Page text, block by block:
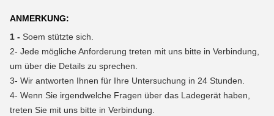
ANMERKUNG:
1 - Soem stützte sich.
2- Jede mögliche Anforderung treten mit uns bitte in Verbindung,
um über die Details zu sprechen.
3- Wir antworten Ihnen für Ihre Untersuchung in 24 Stunden.
4- Wenn Sie irgendwelche Fragen über das Ladegerät haben,
treten Sie mit uns bitte in Verbindung.